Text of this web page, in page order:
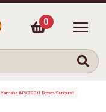
0
Yamaha APX700II Brown Sunburst